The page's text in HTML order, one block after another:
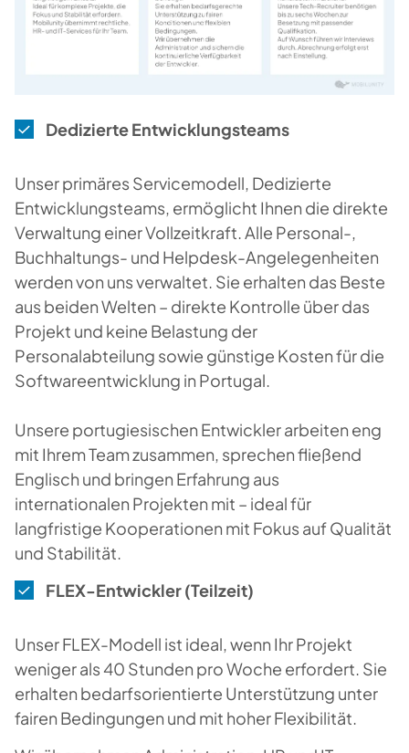
Dedizierte Entwicklungsteams
Unser primäres Servicemodell, Dedizierte
Entwicklungsteams, ermöglicht Ihnen die direkte
Verwaltung einer Vollzeitkraft. Alle Personal-,
Buchhaltungs- und Helpdesk-Angelegenheiten
werden von uns verwaltet. Sie erhalten das Beste
aus beiden Welten – direkte Kontrolle über das
Projekt und keine Belastung der
Personalabteilung sowie günstige Kosten für die
Softwareentwicklung in Portugal.
Unsere portugiesischen Entwickler arbeiten eng
mit Ihrem Team zusammen, sprechen fließend
Englisch und bringen Erfahrung aus
internationalen Projekten mit – ideal für
langfristige Kooperationen mit Fokus auf Qualität
und Stabilität.
FLEX-Entwickler (Teilzeit)
Unser FLEX-Modell ist ideal, wenn Ihr Projekt
weniger als 40 Stunden pro Woche erfordert. Sie
erhalten bedarfsorientierte Unterstützung unter
fairen Bedingungen und mit hoher Flexibilität.